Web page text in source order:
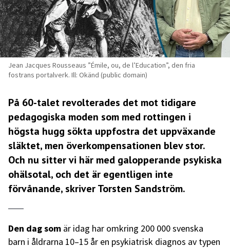
Jean Jacques Rousseaus ”Émile, ou, de l’Education”, den fria
fostrans portalverk. Ill: Okänd (public domain)
På 60-talet revolterades det mot tidigare
pedagogiska moden som med rottingen i
högsta hugg sökta uppfostra det uppväxande
släktet, men överkompensationen blev stor.
Och nu sitter vi här med galopperande psykiska
ohälsotal, och det är egentligen inte
förvånande, skriver Torsten Sandström.
Den dag som är idag har omkring 200 000 svenska
barn i åldrarna 10–15 år en psykiatrisk diagnos av typen